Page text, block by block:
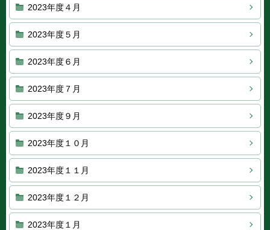
2023年度４月
2023年度５月
2023年度６月
2023年度７月
2023年度９月
2023年度１０月
2023年度１１月
2023年度１２月
2023年度１月